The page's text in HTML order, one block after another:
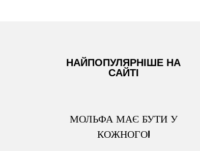
НАЙПОПУЛЯРНІШЕ НА
САЙТІ
МОЛЬФА МАЄ БУТИ У
КОЖНОГО!